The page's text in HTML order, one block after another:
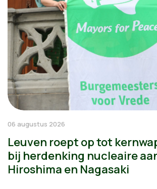
06 augustus 2026
Leuven roept op tot
bij herdenking nucleaire
Hiroshima en Nagasaki